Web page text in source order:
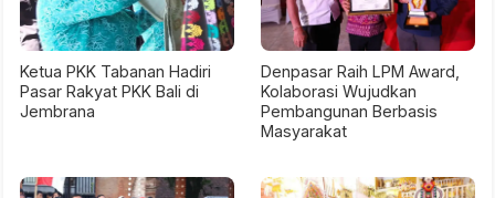
Ketua PKK Tabanan Hadiri
Pasar Rakyat PKK Bali di
Jembrana
Denpasar Raih LPM Award,
Kolaborasi Wujudkan
Pembangunan Berbasis
Masyarakat